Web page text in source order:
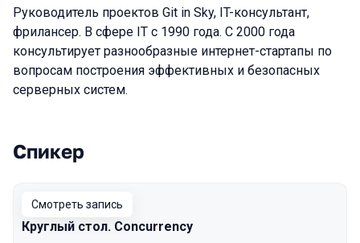
Руководитель проектов Git in Sky, IT-консультант,
фрилансер. В сфере IT c 1990 года. С 2000 года
консультирует разнообразные интернет-стартапы по
вопросам построения эффективных и безопасных
серверных систем.
Выступления в сезоне 2022
Спикер
Смотреть запись
Круглый стол. Concurrency